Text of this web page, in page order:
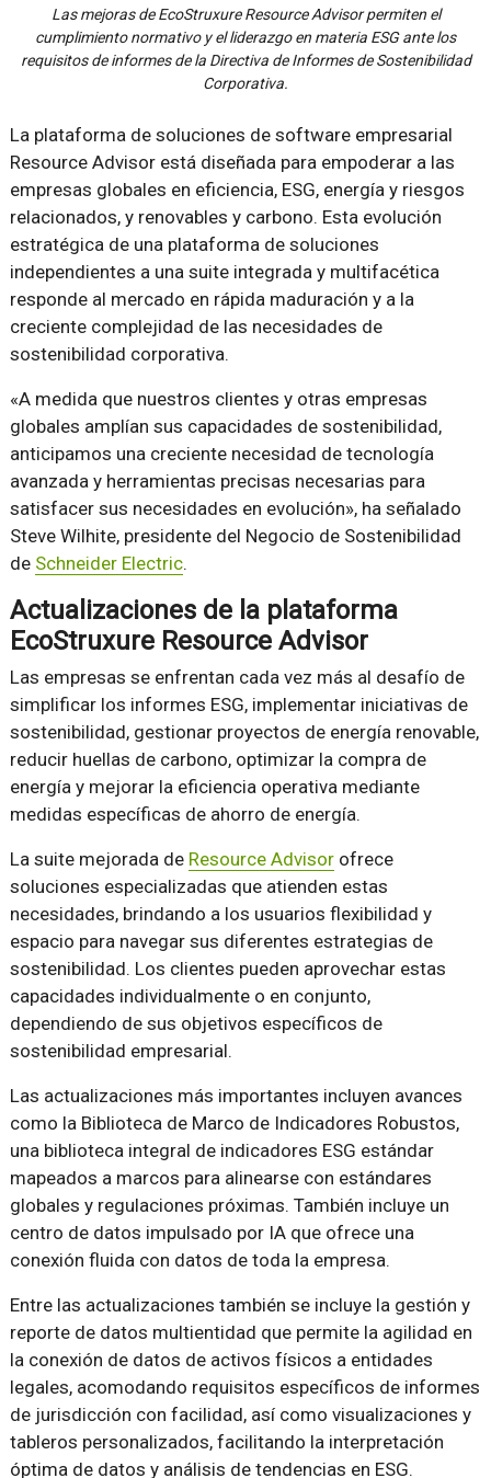
Las mejoras de EcoStruxure Resource Advisor permiten el
cumplimiento normativo y el liderazgo en materia ESG ante los
requisitos de informes de la Directiva de Informes de Sostenibilidad
Corporativa.
La plataforma de soluciones de software empresarial
Resource Advisor está diseñada para empoderar a las
empresas globales en eficiencia, ESG, energía y riesgos
relacionados, y renovables y carbono. Esta evolución
estratégica de una plataforma de soluciones
independientes a una suite integrada y multifacética
responde al mercado en rápida maduración y a la
creciente complejidad de las necesidades de
sostenibilidad corporativa.
«A medida que nuestros clientes y otras empresas
globales amplían sus capacidades de sostenibilidad,
anticipamos una creciente necesidad de tecnología
avanzada y herramientas precisas necesarias para
satisfacer sus necesidades en evolución», ha señalado
Steve Wilhite, presidente del Negocio de Sostenibilidad
de Schneider Electric.
Actualizaciones de la plataforma
EcoStruxure Resource Advisor
Las empresas se enfrentan cada vez más al desafío de
simplificar los informes ESG, implementar iniciativas de
sostenibilidad, gestionar proyectos de energía renovable,
reducir huellas de carbono, optimizar la compra de
energía y mejorar la eficiencia operativa mediante
medidas específicas de ahorro de energía.
La suite mejorada de Resource Advisorofrece
soluciones especializadas que atienden estas
necesidades, brindando a los usuarios flexibilidad y
espacio para navegar sus diferentes estrategias de
sostenibilidad. Los clientes pueden aprovechar estas
capacidades individualmente o en conjunto,
dependiendo de sus objetivos específicos de
sostenibilidad empresarial.
Las actualizaciones más importantes incluyen avances
como la Biblioteca de Marco de Indicadores Robustos,
una biblioteca integral de indicadores ESG estándar
mapeados a marcos para alinearse con estándares
globales y regulaciones próximas. También incluye un
centro de datos impulsado por IA que ofrece una
conexión fluida con datos de toda la empresa.
Entre las actualizaciones también se incluye la gestión y
reporte de datos multientidad que permite la agilidad en
la conexión de datos de activos físicos a entidades
legales, acomodando requisitos específicos de informes
de jurisdicción con facilidad, así como visualizaciones y
tableros personalizados, facilitando la interpretación
óptima de datos y análisis de tendencias en ESG.